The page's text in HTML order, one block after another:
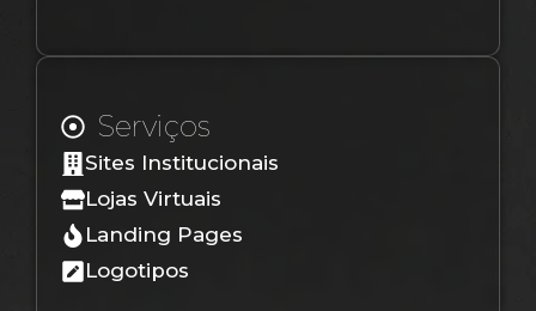
Serviços
Sites Institucionais
Lojas Virtuais
Landing Pages
Logotipos